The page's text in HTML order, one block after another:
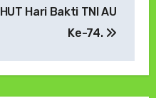
HUT Hari Bakti TNI AU
Ke-74.